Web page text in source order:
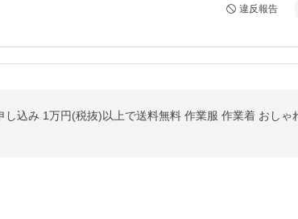
違反報告